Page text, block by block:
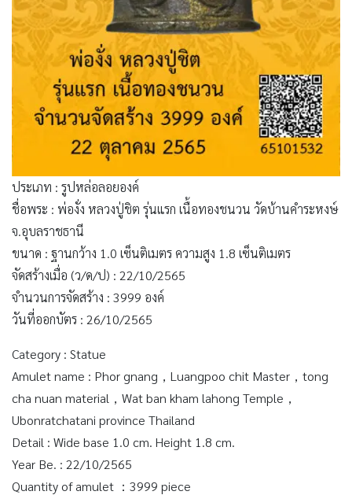
ประเภท : รูปหล่อลอยองค์
ชื่อพระ : พ่องั่ง หลวงปู่ชิต รุ่นแรก เนื้อทองชนวน วัดบ้านคำระหงษ์
จ.อุบลราชธานี
ขนาด : ฐานกว้าง 1.0 เซ็นติเมตร ความสูง 1.8 เซ็นติเมตร
จัดสร้างเมื่อ (ว/ด/ป) : 22/10/2565
จำนวนการจัดสร้าง : 3999 องค์
วันที่ออกบัตร : 26/10/2565
Category : Statue
Amulet name : Phor gnang，Luangpoo chit Master，tong
cha nuan material，Wat ban kham lahong Temple，
Ubonratchatani province Thailand
Detail : Wide base 1.0 cm. Height 1.8 cm.
Year Be. : 22/10/2565
Quantity of amulet ：3999 piece